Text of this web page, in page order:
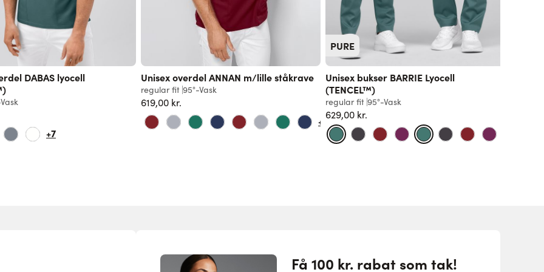
DABAS lyocell
+7
Unisex overdel ANNAN m/lille ståkrave
regular fit 95°-Vask
619,00 kr.
+6
PURE
Unisex bukser BARRIE Lyocell
(TENCEL™)
regular fit 95°-Vask
629,00 kr.
Få 100 kr. rabat som tak!